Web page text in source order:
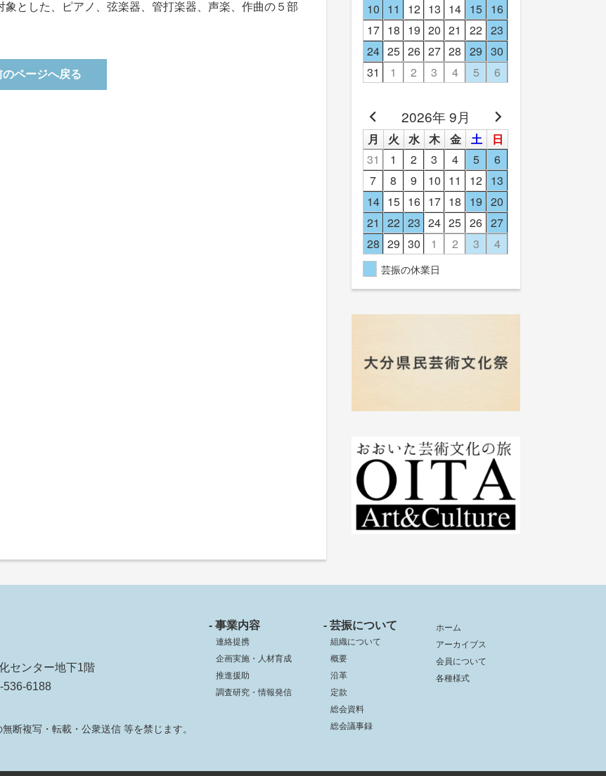
とした、ピアノ、弦楽器、管打楽器、声楽、作曲の５部
のページへ戻る
10 11 12 13 14 15 16
17 18 19 20 21 22 23
24 25 26 27 28 29 30
31
1 2 3 4 5 6
2026年 9月
月 火 水 木 金 土
日
31
1 2 3 4 5
6
7
8 9 10 11 12 13
14 15 16 17 18 19 20
21
22 23 24 25 26 27
28 29 30 1 2 3 4
芸振の休業日
センター地下1階
536-6188
断複写・転載・公衆送信 等を禁じます。
- 事業内容
連絡提携
企画実施・人材育成
推進援助
調査研究・情報発信
- 芸振について
組織について
概要
沿革
定款
総会資料
総会議事録
ホーム
アーカイブス
会員について
各種様式